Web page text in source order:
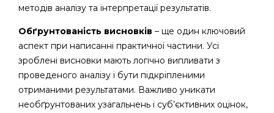
методів аналізу та інтерпретації результатів.
Обґрунтованість висновків – ще один ключовий
аспект при написанні практичної частини. Усі
зроблені висновки мають логічно випливати з
проведеного аналізу і бути підкріпленими
отриманими результатами. Важливо уникати
необґрунтованих узагальнень і суб’єктивних оцінок,